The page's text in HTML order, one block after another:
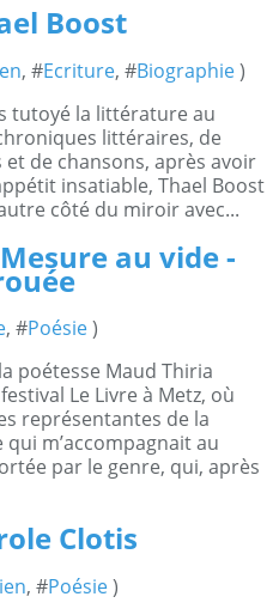
Boost
, #Ecriture, #Biographie)
tutoyé la littérature au
littéraires, de
de chansons, après avoir
insatiable, Thael Boost
côté du miroir avec...
au vide -
, #Poésie)
poétesse Maud Thiria
Le Livre à Metz, où
représentantes de la
qui m’accompagnait au
par le genre, qui, après
Clotis
, #Poésie)